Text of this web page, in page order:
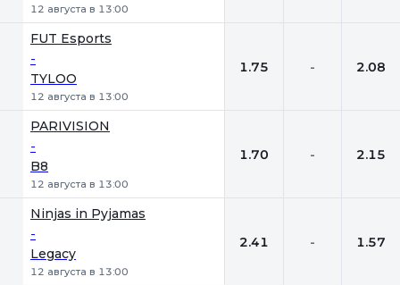
12 августа в 13:00
FUT Esports
-
TYLOO
12 августа в 13:00
1.75 - 2.08
PARIVISION
-
B8
12 августа в 13:00
1.70 - 2.15
Ninjas in Pyjamas
-
Legacy
12 августа в 13:00
2.41 - 1.57